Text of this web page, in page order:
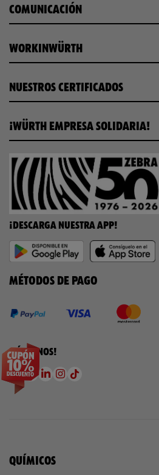
COMUNICACIÓN
WORKINWÜRTH
NUESTROS CERTIFICADOS
¡WÜRTH EMPRESA SOLIDARIA!
¡DESCARGA NUESTRA APP!
MÉTODOS DE PAGO
¡SÍGUENOS!
QUÍMICOS